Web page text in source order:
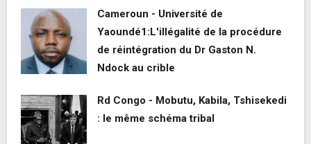
Cameroun - Université de
Yaoundé1:L'illégalité de la procédure
de réintégration du Dr Gaston N.
Ndock au crible
Rd Congo - Mobutu, Kabila, Tshisekedi
: le même schéma tribal